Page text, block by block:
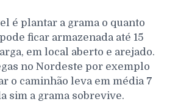
é plantar a grama o quanto
ficar armazenada até 15
em local aberto e arejado.
no Nordeste por exemplo
o caminhão leva em média 7
sim a grama sobrevive.